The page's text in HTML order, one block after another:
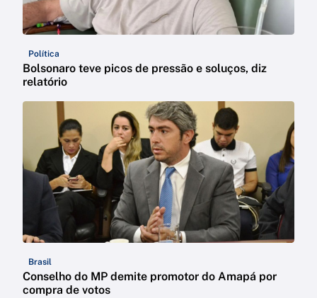
Política
Bolsonaro teve picos de pressão e soluços, diz
relatório
Brasil
Conselho do MP demite promotor do Amapá por
compra de votos